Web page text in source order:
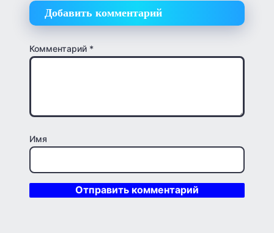
Добавить комментарий
Комментарий *
Имя